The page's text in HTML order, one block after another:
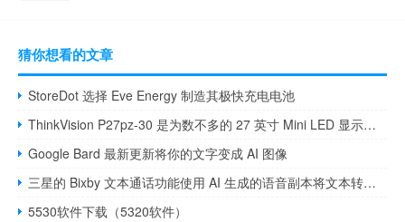
猜你想看的文章
StoreDot 选择 Eve Energy 制造其极快充电电池
ThinkVision P27pz-30 是为数不多的 27 英寸 Mini LED 显示器之一
Google Bard 最新更新将你的文字变成 AI 图像
三星的 Bixby 文本通话功能使用 AI 生成的语音副本将文本转换为语音
5530软件下载（5320软件）